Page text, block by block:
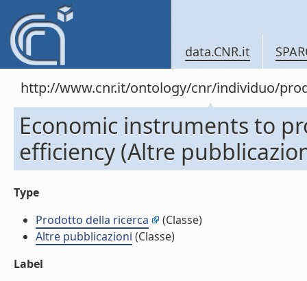
data.CNR.it
http://www.cnr.it/ontology/cnr/individuo/
Economic instruments to
efficiency (Altre
Type
Prodotto della ricerca
(Classe)
Altre pubblicazioni (Classe)
Label